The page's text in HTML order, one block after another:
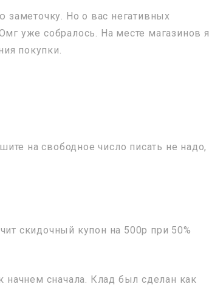
заметочку. Но о вас негативных
уже собралось. На месте магазинов я
покупки.
на свободное число писать не надо,
скидочный купон на 500р при 50%
сначала. Клад был сделан как